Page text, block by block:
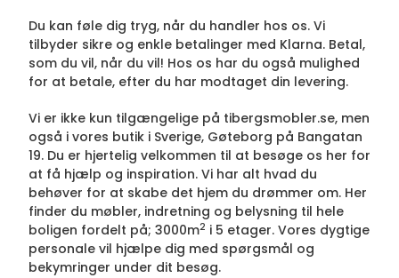
Du kan føle dig tryg, når du handler hos os. Vi
tilbyder sikre og enkle betalinger med Klarna. Betal,
som du vil, når du vil! Hos os har du også mulighed
for at betale, efter du har modtaget din levering.
Vi er ikke kun tilgængelige på tibergsmobler.se, men
også i vores butik i Sverige, Gøteborg på Bangatan
19. Du er hjertelig velkommen til at besøge os her for
at få hjælp og inspiration. Vi har alt hvad du
behøver for at skabe det hjem du drømmer om. Her
finder du møbler, indretning og belysning til hele
boligen fordelt på; 3000m2 i 5 etager. Vores dygtige
personale vil hjælpe dig med spørgsmål og
bekymringer under dit besøg.